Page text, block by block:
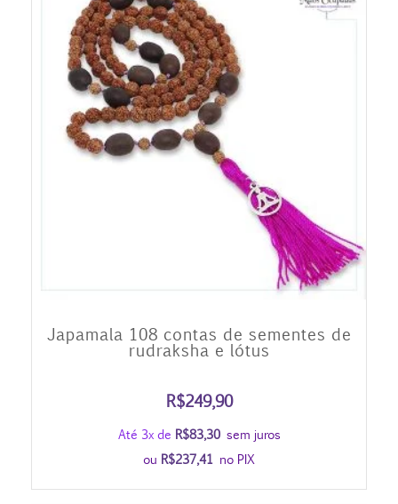
Japamala 108 contas de sementes de
rudraksha e lótus
R$249,90
Até 3x de R$83,30 sem juros
ou R$237,41 no PIX